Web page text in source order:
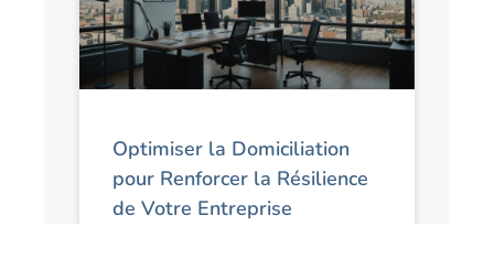
Optimiser la Domiciliation
pour Renforcer la Résilience
de Votre Entreprise